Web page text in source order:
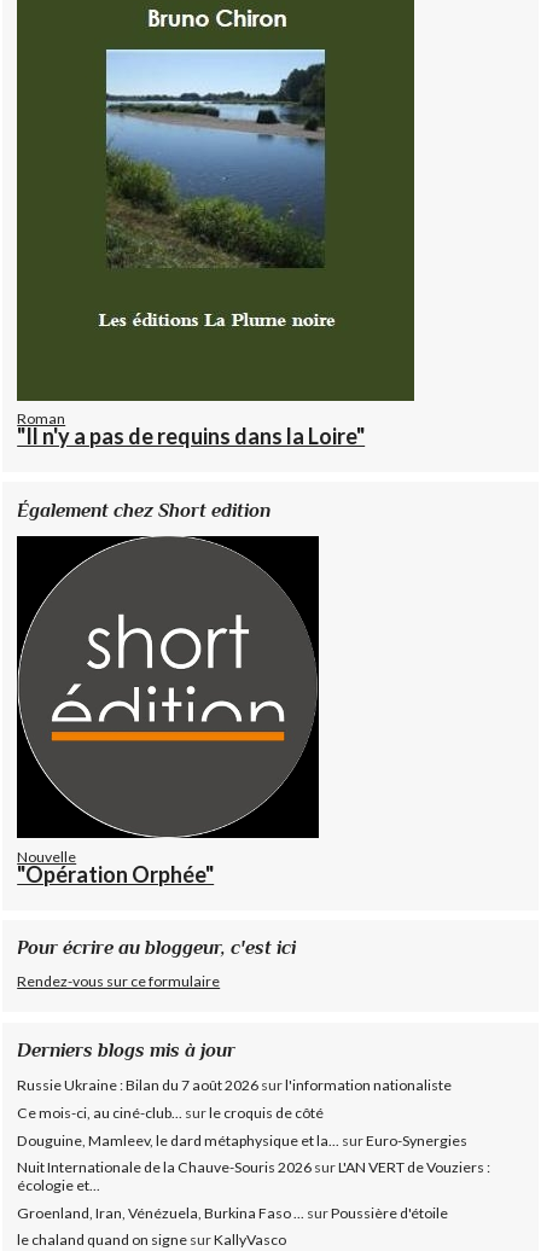
Roman
"Il n'y a pas de requins dans la Loire"
Également chez Short edition
Nouvelle
"Opération Orphée"
Pour écrire au bloggeur, c'est ici
Rendez-vous sur ce formulaire
Derniers blogs mis à jour
Russie Ukraine : Bilan du 7 août 2026 surl'information nationaliste
Ce mois-ci, au ciné-club...
surle croquis de côté
Douguine, Mamleev, le dard métaphysique et la...
surEuro-Synergies
Nuit Internationale de la Chauve-Souris 2026 surL'AN VERT de Vouziers :
écologie et...
Groenland, Iran, Vénézuela, Burkina Faso ...
surPoussière d'étoile
le chaland quand on signe surKallyVasco